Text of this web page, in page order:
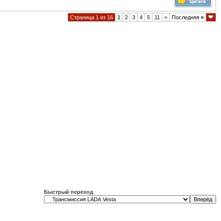
Страница 1 из 16 1 2 3 4 5 11 > Последняя »
Быстрый переход